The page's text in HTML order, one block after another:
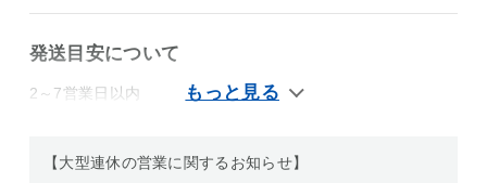
発送目安について
2～7営業日以内
【大型連休の営業に関するお知らせ】